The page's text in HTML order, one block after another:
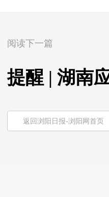
阅读下一篇
提醒 | 湖南
返回浏阳日报-浏阳网首页